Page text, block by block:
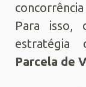
Para isso,
estratégia
Parcela de